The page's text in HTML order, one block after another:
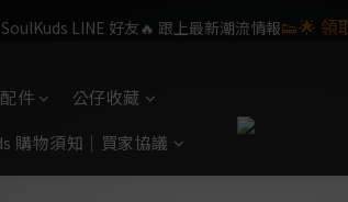
件
公仔收藏
購物須知｜買家協議
LINE 好友🔥 跟上最新潮流情報👟🌟 領